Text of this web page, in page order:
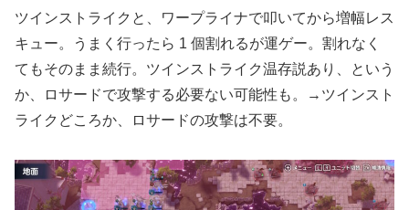
ツインストライクと、ワープライナで叩いてから増幅レス
キュー。うまく行ったら 1 個割れるが運ゲー。割れなく
てもそのまま続行。ツインストライク温存説あり、という
か、ロサードで攻撃する必要ない可能性も。→ツインスト
ライクどころか、ロサードの攻撃は不要。